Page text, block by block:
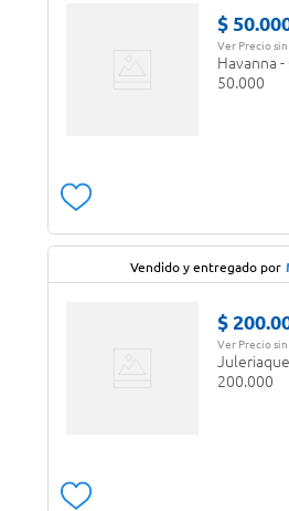
$ 50.
Ver Precio
Havanna
50.000
Vendido y entregado por
$ 200.
Ver Precio
200.000